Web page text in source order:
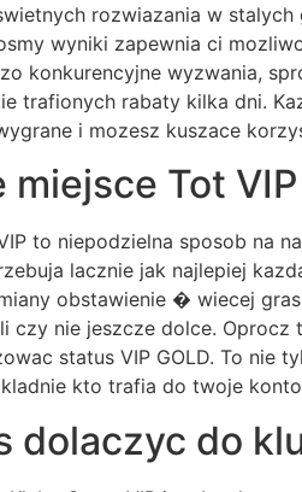
rozwiazania w
wyniki zapewnia ci
konkurencyjne wyzwania,
trafionych rabaty kilka dni.
i mozesz kuszace
miejsce Tot VIP
to niepodzielna sposob na
lacznie jak najlepiej
obstawienie � wiecej
czy nie jeszcze dolce.
status VIP GOLD. To nie
kto trafia do twoje
dolaczyc do